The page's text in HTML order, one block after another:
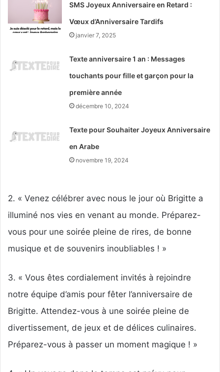
SMS Joyeux Anniversaire en Retard :
Vœux d’Anniversaire Tardifs
janvier 7, 2025
Texte anniversaire 1 an : Messages
touchants pour fille et garçon pour la
première année
décembre 10, 2024
Texte pour Souhaiter Joyeux Anniversaire
en Arabe
novembre 19, 2024
2. « Venez célébrer avec nous le jour où Brigitte a
illuminé nos vies en venant au monde. Préparez-
vous pour une soirée pleine de rires, de bonne
musique et de souvenirs inoubliables ! »
3. « Vous êtes cordialement invités à rejoindre
notre équipe d’amis pour fêter l’anniversaire de
Brigitte. Attendez-vous à une soirée pleine de
divertissement, de jeux et de délices culinaires.
Préparez-vous à passer un moment magique ! »